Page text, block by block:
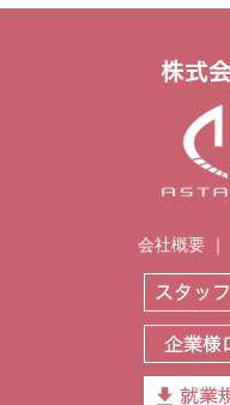
会社概要｜